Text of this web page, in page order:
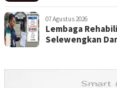
07 Agustus 2026
Lembaga
Selewengkan